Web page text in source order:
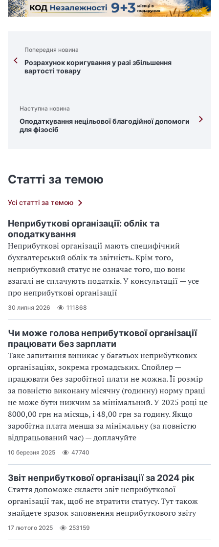
Попередня новина
Розрахунок коригування у разі збільшення
вартості товару
Наступна новина
Оподаткування нецільової благодійної допомоги
для фізосіб
Статті за темою
Усі статті за темою
Неприбуткові організації: облік та
оподаткування
Неприбуткові організації мають специфічний
бухгалтерський облік та звітність. Крім того,
неприбутковий статус не означає того, що вони
взагалі не сплачують податків. У консультації — усе
про неприбуткові організації
30 липня 2026 111868
Чи може голова неприбуткової організації
працювати без зарплати
Таке запитання виникає у багатьох неприбуткових
організаціях, зокрема громадських. Спойлер —
працювати без заробітної плати не можна. Її розмір
за повністю виконану місячну (годинну) норму праці
не може бути нижчим за мінімальний. У 2025 році це
8000,00 грн на місяць, і 48,00 грн за годину. Якщо
заробітна плата менша за мінімальну (за повністю
відпрацьований час) — доплачуйте
10 березня 2025 47740
Звіт неприбуткової організації за 2024 рік
Стаття допоможе скласти звіт неприбуткової
організації так, щоб не втратити статусу. Тут також
знайдете зразок заповнення неприбуткового звіту
17 лютого 2025 253159